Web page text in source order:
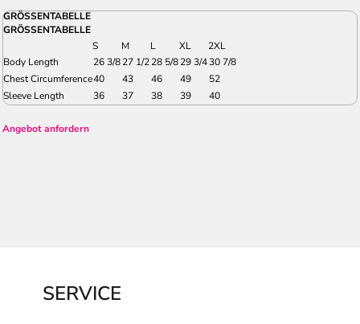
GRÖSSENTABELLE
GRÖSSENTABELLE
S
M L XL
2XL
Body Length
26 3/827 1/228 5/829 3/430 7/8
Chest Circumference40 43 46 49
52
Sleeve Length
36 37 38 39 40
Angebot anfordern
SERVICE